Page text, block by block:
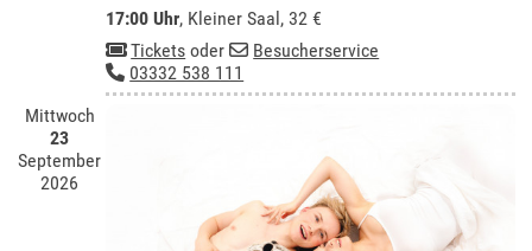
17:00 Uhr, Kleiner Saal , 32 €
Tickets oder
Besucherservice
03332 538 111
Mittwoch
23
September
2026